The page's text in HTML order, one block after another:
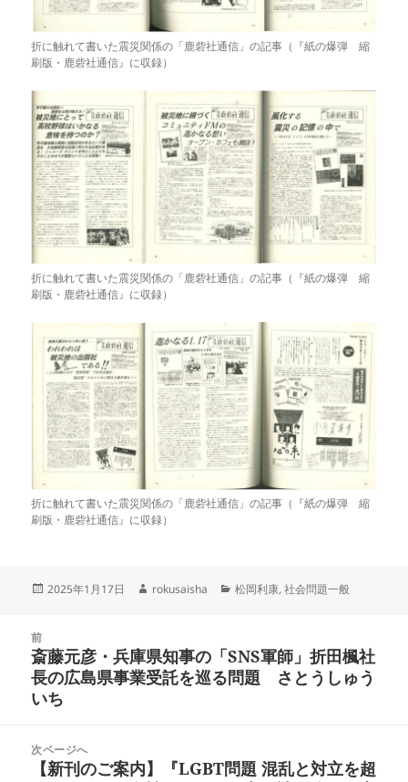
折に触れて書いた震災関係の「鹿砦社通信」の記事（『紙の爆弾 縮
刷版・鹿砦社通信』に収録）
折に触れて書いた震災関係の「鹿砦社通信」の記事（『紙の爆弾 縮
刷版・鹿砦社通信』に収録）
折に触れて書いた震災関係の「鹿砦社通信」の記事（『紙の爆弾 縮
刷版・鹿砦社通信』に収録）
投
2025年1月17日
作
rokusaisha
カ
ー
松岡利康,社会問題一般
前
前
の
投
斎藤元彦・兵庫県知事の「SNS軍師」折田楓社
長の広島県事業受託を巡る問題 さとうしゅう
いち
次ページへ
次【新刊のご案内】『LGBT問題 混乱と対立を超